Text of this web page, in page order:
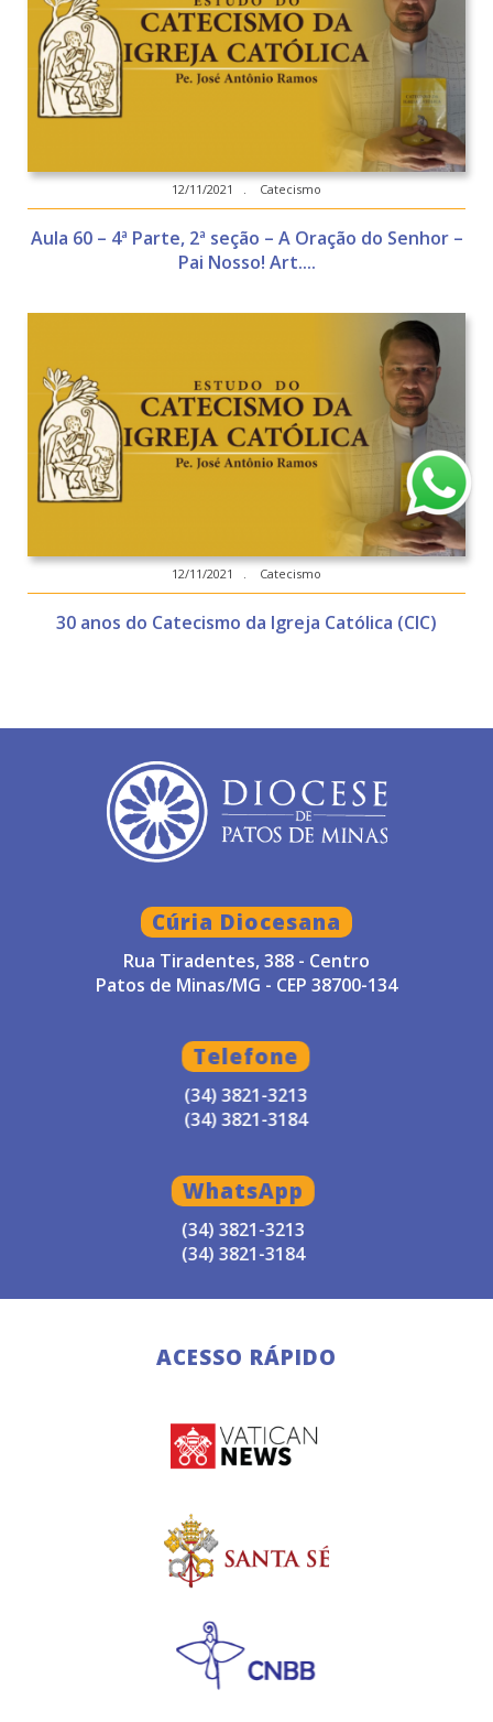
12/11/2021 . Catecismo
Aula 60 – 4ª Parte, 2ª seção – A Oração do Senhor –
Pai Nosso! Art....
12/11/2021 . Catecismo
30 anos do Catecismo da Igreja Católica (CIC)
Cúria Diocesana
Rua Tiradentes, 388 - Centro
Patos de Minas/MG - CEP 38700-134
Telefone
(34) 3821-3213
(34) 3821-3184
WhatsApp
(34) 3821-3213
(34) 3821-3184
ACESSO RÁPIDO